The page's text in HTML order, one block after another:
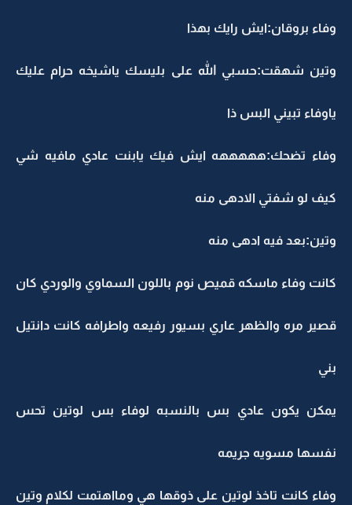
وفاء بروقان:ايش رايك بهذا
وتين شهقت:حسبي الله على بليسك ياشيخه حرام عليك
ياوفاء تبيني البس ذا
وفاء تضحك:هههههه ايش فيك يابنت عادي مافيه شي
كيف لو شفتي الادهى منه
وتين:بعد فيه ادهى منه
كانت وفاء ماسكه قميص نوم باللون السماوي والوردي كان
قصير مره والظهر عاري بسيور رفيعه واطرافه كانت دانتيل
بني
يمكن يكون عادي بس بالنسبه لوفاء بس لوتين تحس
نفسها مسويه جريمه
وفاء كانت تاخذ لوتين على ذوقها هي ومااهتمت لكلام وتين